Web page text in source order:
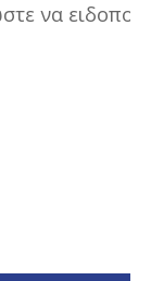
να